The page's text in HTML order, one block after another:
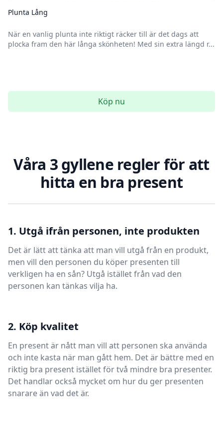
Plunta Lång
När en vanlig plunta inte riktigt räcker till är det dags att
plocka fram den här långa skönheten! Med sin extra längd r...
Köp nu
Våra 3 gyllene regler för att
hitta en bra present
1. Utgå ifrån personen, inte produkten
Det är lätt att tänka att man vill utgå från en produkt,
men vill den personen du köper presenten till
verkligen ha en sån? Utgå istället från vad den
personen kan tänkas vilja ha.
2. Köp kvalitet
En present är nått man vill att personen ska använda
och inte kasta när man gått hem. Det är bättre med en
riktig bra present istället för två mindre bra presenter.
Det handlar också mycket om hur du ger presenten
snarare än vad det är.